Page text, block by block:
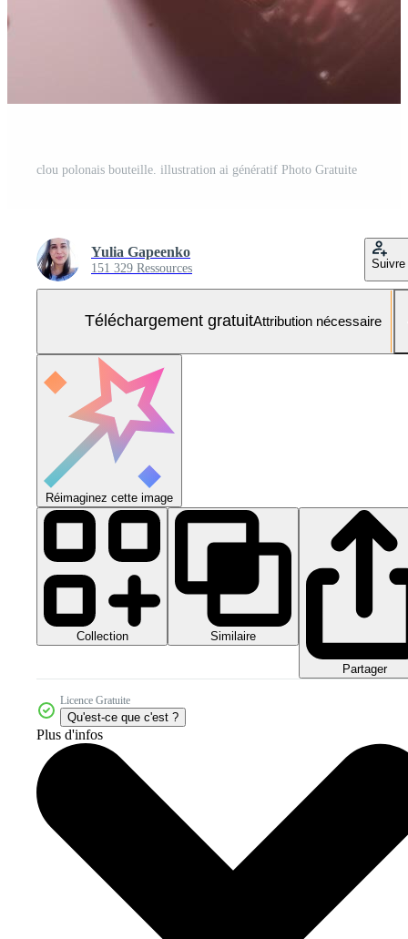
clou polonais bouteille. illustration ai génératif Photo Gratuite
Yulia Gapeenko
151 329 Ressources Suivre
Téléchargement gratuitAttribution nécessaire
Réimaginez cette image
Collection Similaire
Partager
Licence Gratuite
Qu'est-ce que c'est ?
Plus d'infos